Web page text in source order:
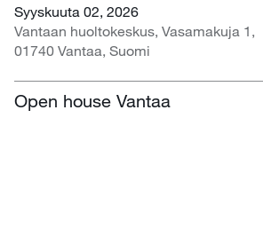
Syyskuuta 02, 2026
Vantaan huoltokeskus, Vasamakuja 1,
01740 Vantaa, Suomi
Open house Vantaa